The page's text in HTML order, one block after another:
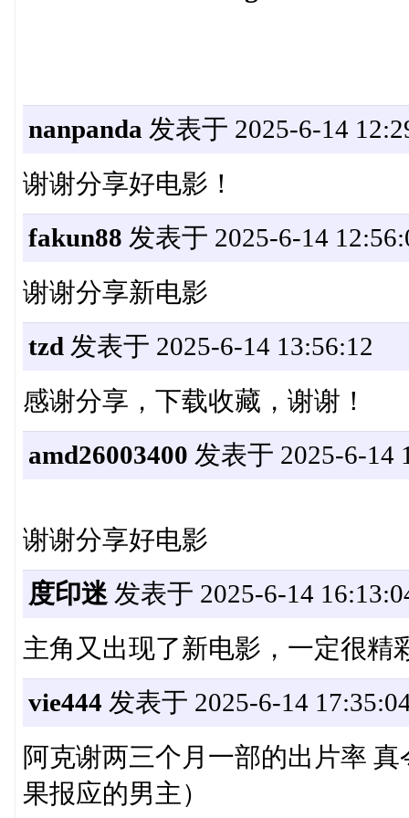
nanpanda 发表于 2025-6-14
谢谢分享好电影！
fakun88 发表于 2025-6-14
谢谢分享新电影
tzd 发表于 2025-6-14 13:56:12
感谢分享，下载收藏，谢谢！
amd26003400 发表于 2025-6-14
谢谢分享好电影
度印迷 发表于 2025-6-14
主角又出现了新电影，一定很精
vie444 发表于 2025-6-14
阿克谢两三个月一部的出片率
果报应的男主）